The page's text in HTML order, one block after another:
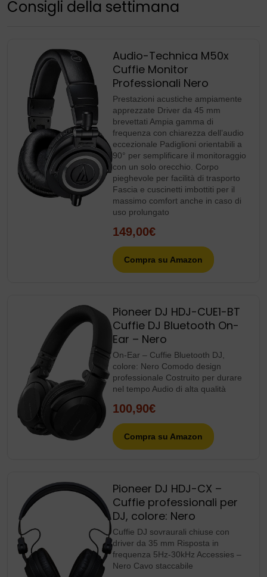
Consigli della settimana
Audio-Technica M50x
Cuffie Monitor
Professionali Nero
Prestazioni acustiche ampiamente
apprezzate Driver da 45 mm
brevettati Ampia gamma di
frequenza con chiarezza dell’audio
eccezionale Padiglioni orientabili a
90° per semplificare il monitoraggio
con un solo orecchio. Corpo
pieghevole per facilità di trasporto
Fascia e cuscinetti imbottiti per il
massimo comfort anche in caso di
uso prolungato
149,00€
Compra su Amazon
Pioneer DJ HDJ-CUE1-BT
Cuffie DJ Bluetooth On-
Ear – Nero
On-Ear – Cuffie Bluetooth DJ,
colore: Nero Comodo design
professionale Costruito per durare
nel tempo Audio di alta qualità
100,90€
Compra su Amazon
Pioneer DJ HDJ-CX –
Cuffie professionali per
DJ, colore: Nero
Cuffie DJ sovraurali chiuse con
driver da 35 mm Risposta in
frequenza 5Hz-30kHz Accessies –
Nero Cavo staccabile